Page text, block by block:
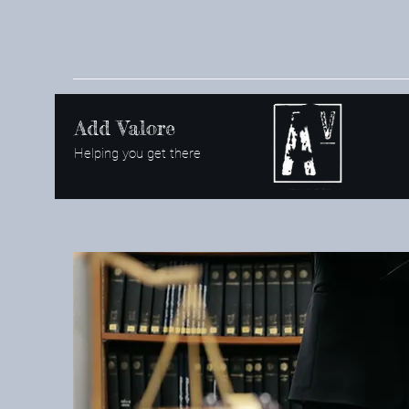
Add Valore
Helping you get there